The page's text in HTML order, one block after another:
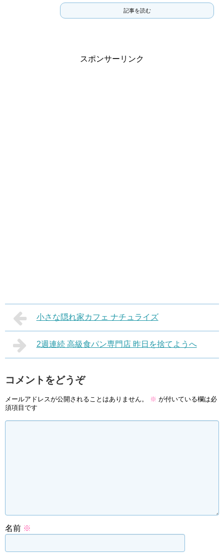
記事を読む
スポンサーリンク
小さな隠れ家カフェ ナチュライズ
2週連続 高級食パン専門店 昨日を捨てようへ
コメントをどうぞ
メールアドレスが公開されることはありません。 ※ が付いている欄は必
須項目です
名前 ※